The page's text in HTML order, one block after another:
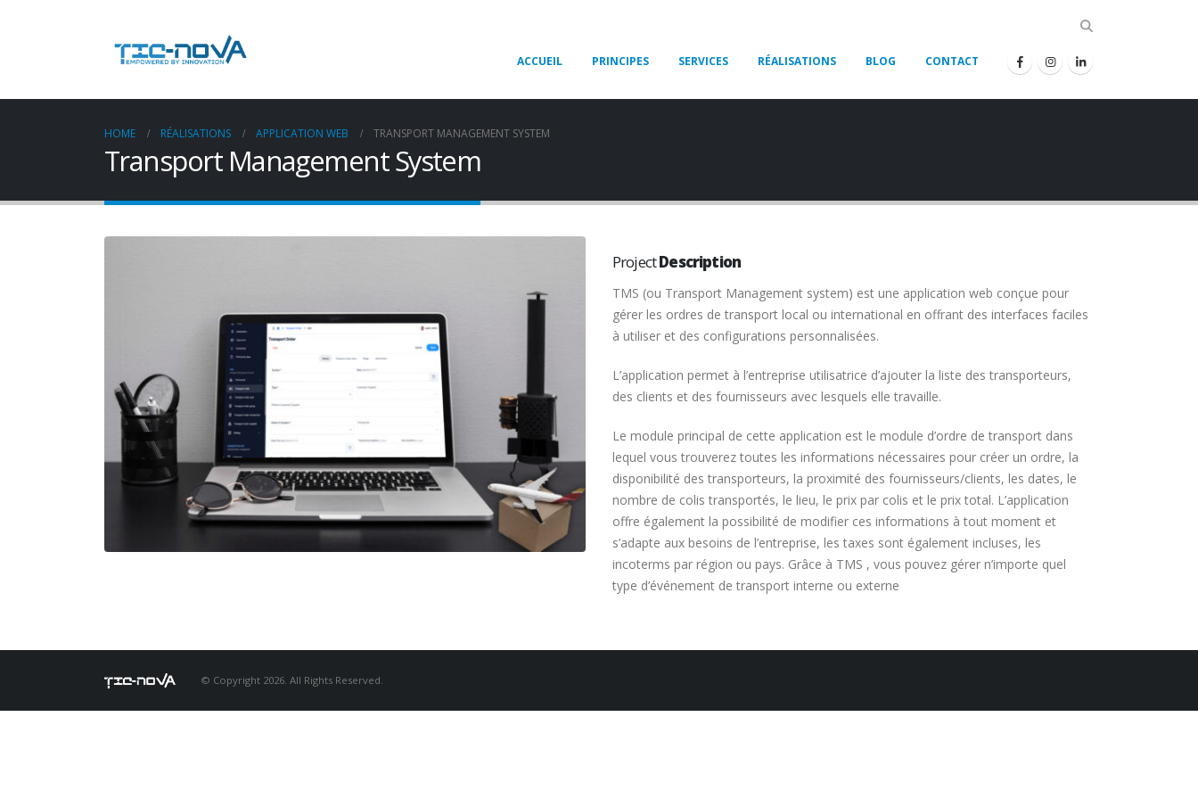
ACCUEIL PRINCIPES SERVICES RÉALISATIONS BLOG CONTACT
HOME RÉALISATIONS APPLICATION WEB TRANSPORT MANAGEMENT SYSTEM
Transport Management System
ProjectDescription
TMS (ou Transport Management system) est une application web conçue pour
gérer les ordres de transport local ou international en offrant des interfaces faciles
à utiliser et des configurations personnalisées.
L’application permet à l’entreprise utilisatrice d’ajouter la liste des transporteurs,
des clients et des fournisseurs avec lesquels elle travaille.
Le module principal de cette application est le module d’ordre de transport dans
lequel vous trouverez toutes les informations nécessaires pour créer un ordre, la
disponibilité des transporteurs, la proximité des fournisseurs/clients, les dates, le
nombre de colis transportés, le lieu, le prix par colis et le prix total. L’application
offre également la possibilité de modifier ces informations à tout moment et
s’adapte aux besoins de l’entreprise, les taxes sont également incluses, les
incoterms par région ou pays. Grâce à TMS , vous pouvez gérer n’importe quel
type d’événement de transport interne ou externe
© Copyright 2026. All Rights Reserved.